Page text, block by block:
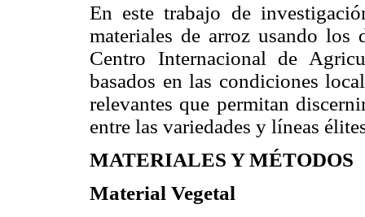
En este trabajo de
materiales de arroz usando
Centro Internacional de
basados en las condiciones
relevantes que permitan
entre las variedades y líneas
MATERIALES Y MÉTODOS
Material Vegetal